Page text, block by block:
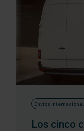
Envíos
Los cinco